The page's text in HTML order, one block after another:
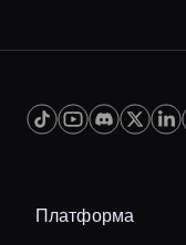
Платформа